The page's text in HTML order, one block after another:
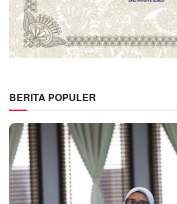
BERITA POPULER